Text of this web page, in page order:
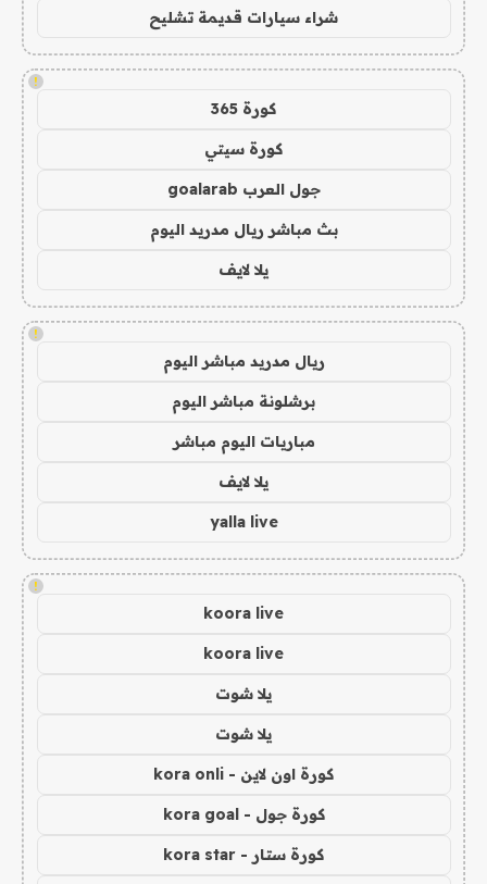
شراء سيارات قديمة تشليح
!
كورة 365
كورة سيتي
جول العرب goalarab
بث مباشر ريال مدريد اليوم
يلا لايف
!
ريال مدريد مباشر اليوم
برشلونة مباشر اليوم
مباريات اليوم مباشر
يلا لايف
yalla live
!
koora live
koora live
يلا شوت
يلا شوت
كورة اون لاين - kora onli
كورة جول - kora goal
كورة ستار - kora star